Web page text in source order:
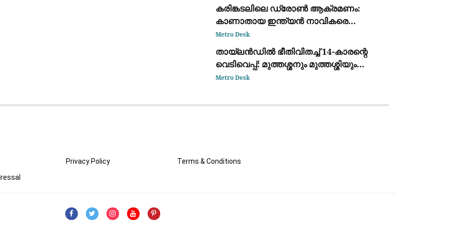
കടക്കുന്ന ദൃശ്യം പുറത്ത്: സഹോദരനും
ഭാര്യയും കസ്റ്റഡിയിൽ
കരിങ്കടലിലെ ഡ്രോൺ ആക്രമണം:
കാണാതായ ഇന്ത്യൻ നാവികരെ
കണ്ടെത്താനായില്ലെന്ന് കേന്ദ്ര സർക്കാർ
Metro Desk
തായ്‌ലൻഡിൽ ഭീതിവിതച്ച് 14-കാരന്റെ
വെടിവെപ്പ്: മുത്തശ്ശനും മുത്തശ്ശിയും
അധ്യാപകരും അടക്കം 7 പേർ
Metro Desk
Privacy Policy
Terms & Conditions